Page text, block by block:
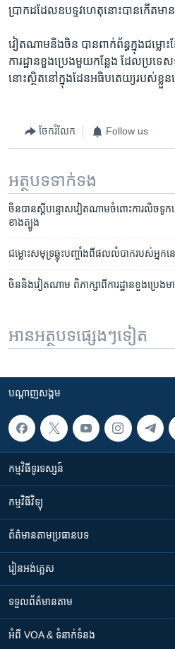
ប្រាកដ​ដែលឧបទ្ទវហេតុ​នោះ​បាន​កើត​មា
វៀត​ណាម​និង​ចិន ​បាន​ពាក់​ព័ន្ធ​ក្នុងជម្ល
ការដ្ឋាន​ខួង​ប្រេង​មួយ​កន្លែង​ ដែលប្រទេ
នោះ​ស្ថិត​នៅ​ក្នុងដែន​អធិបតេយ្យ​របស់​ខ្លួន​
ចែករំលែក Follow us
អត្ថបទ​ទាក់ទង
ចិន​បាន​ស្តីបន្ទោស​វៀត​ណាម​ចំពោះ​ការ​លិច​ទូក​
ខាង​ត្បូង
ជម្លោះ​សមុទ្រ​ឆ្លុះ​បញ្ចាំង​​ពី​ផល​លំបាក​របស់​អ្នក
ចិន​និង​វៀត​ណាម ​ពិភាក្សា​​ពី​ការដ្ឋានខួង​ប្រេង​ម
អានអត្ថបទផ្សេងៗទៀត
បណ្តាញ​សង្គម
កម្មវិធី​ទូរទស្សន៍
កម្មវិធី​វិទ្យុ
ព័ត៌មាន​តាមប្រធានបទ​
រៀន​​អង់គ្លេស
ទទួល​ព័ត៌មាន​តាម
អំពី​ VOA & ទំនាក់ទំនង